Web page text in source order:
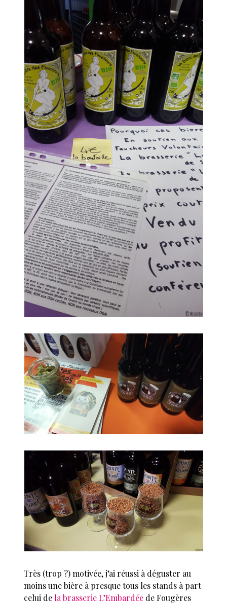
Très (trop ?) motivée, j’ai réussi à déguster au
moins une bière à presque tous les stands à part
celui de la brasserie L’Embardée de Fougères